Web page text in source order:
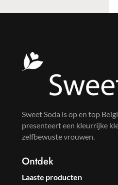
Sweet Soda is op en top
presenteert een kleurrijke
zelfbewuste vrouwen.
Ontdek
Laaste producten